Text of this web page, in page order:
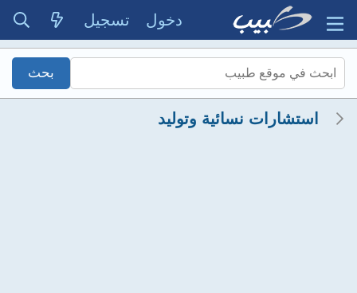
دخول تسجيل
استشارات نسائية وتوليد